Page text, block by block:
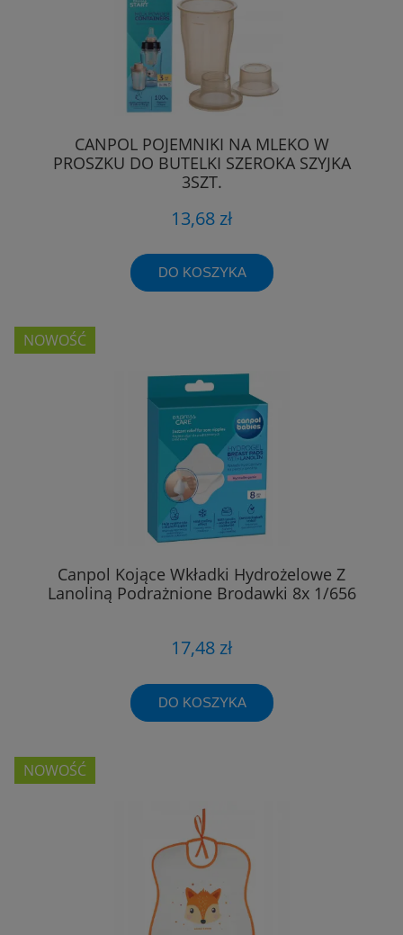
CANPOL POJEMNIKI NA MLEKO W
PROSZKU DO BUTELKI SZEROKA SZYJKA
3SZT.
13,68 zł
DO KOSZYKA
Canpol Kojące Wkładki Hydrożelowe Z
Lanoliną Podrażnione Brodawki 8x 1/656
17,48 zł
DO KOSZYKA
NOWOŚĆ
NOWOŚĆ